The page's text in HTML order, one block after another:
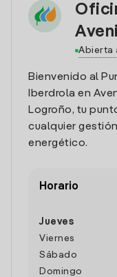
Abierta
Bienvenido al
Iberdrola en
Logroño, tu
cualquier
energético.
Horario
Jueves
Viernes
Sábado
Domingo